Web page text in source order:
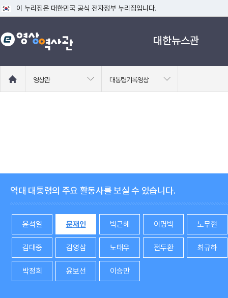
이 누리집은 대한민국 공식 전자정부 누리집입니다.
공식 누리집 주소 확인하기
go.kr 주소를 사용하는 누리집은 대한민국 정부기관이 관리하는 누리집입니
대한뉴스관
로
영상관 대통령기록영상
역대 대통령의 주요 활동사를 보실 수 있습니다.
윤석열 문재인 박근혜 이명박 노무현
김대중 김영삼 노태우 전두환 최규하
박정희 윤보선 이승만